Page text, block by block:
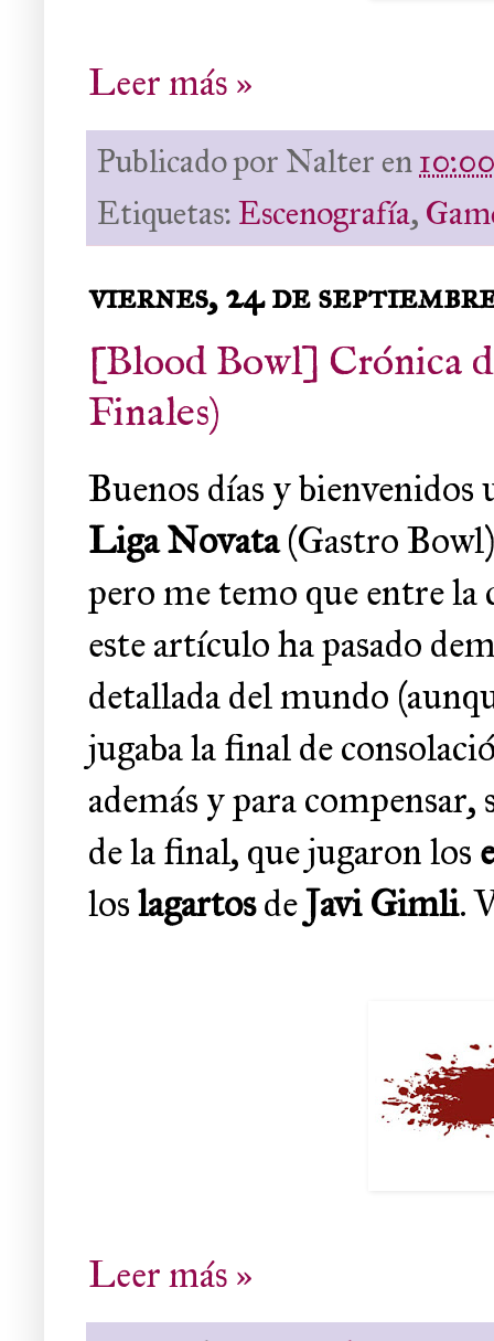
Leer más »
Publicado por Nalteren10:00
Etiquetas:Escenografía,
viernes, 24 de
[Blood Bowl] Crónica
Finales)
Buenos días y
Liga Novata(Gastro
pero me temo que entre la
este artículo ha pasado
detallada del mundo
jugaba la final de
además y para
de la final, que jugaron los
loslagartosdeJavi Gimli.
Leer más »